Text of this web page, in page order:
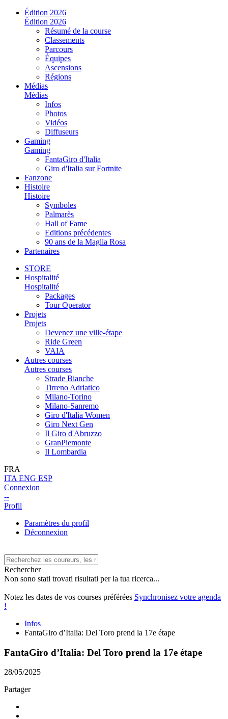
Édition 2026
Édition 2026
Résumé de la course
Classements
Parcours
Équipes
Ascensions
Régions
Médias
Médias
Infos
Photos
Vidéos
Diffuseurs
Gaming
Gaming
FantaGiro d'Italia
Giro d'Italia sur Fortnite
Fanzone
Histoire
Histoire
Symboles
Palmarès
Hall of Fame
Editions précédentes
90 ans de la Maglia Rosa
Partenaires
STORE
Hospitalité
Hospitalité
Packages
Tour Operator
Projets
Projets
Devenez une ville-étape
Ride Green
VAIA
Autres courses
Autres courses
Strade Bianche
Tirreno Adriatico
Milano-Torino
Milano-Sanremo
Giro d'Italia Women
Giro Next Gen
Il Giro d'Abruzzo
GranPiemonte
Il Lombardia
FRA
ITA ENG ESP
Connexion
--
Profil
Paramètres du profil
Déconnexion
Rechercher
Non sono stati trovati risultati per la tua ricerca...
Notez les dates de vos courses préférées Synchronisez votre agenda
!
Infos
FantaGiro d’Italia: Del Toro prend la 17e étape
FantaGiro d’Italia: Del Toro prend la 17e étape
28/05/2025
Partager